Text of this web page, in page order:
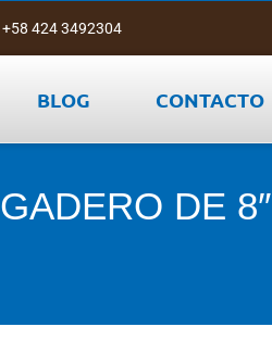
424 3492304
BLOG CONTACTO
DE 8″